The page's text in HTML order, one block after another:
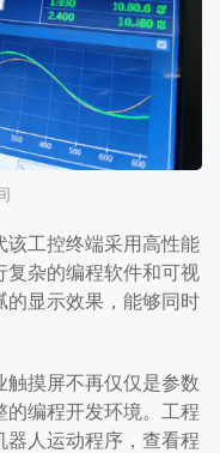
该工控终端采用高性能
复杂的编程软件和可视
的显示效果，能够同时
摸屏不再仅仅是参数
的编程开发环境。工程
人运动程序，查看程